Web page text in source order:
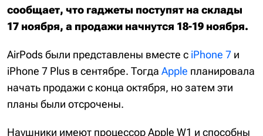
сообщает, что гаджеты поступят на склады
17 ноября, а продажи начнутся 18-19 ноября.
AirPods были представлены вместе с iPhone 7 и
iPhone 7 Plus в сентябре. Тогда Apple планировала
начать продажи с конца октября, но затем эти
планы были отсрочены.
Наушники имеют процессор Apple W1 и способны